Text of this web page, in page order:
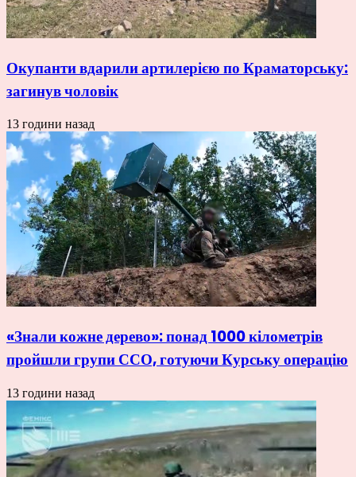
Окупанти вдарили артилерією по Краматорську:
загинув чоловік
13 години назад
«Знали кожне дерево»: понад 1000 кілометрів
пройшли групи ССО, готуючи Курську операцію
13 години назад